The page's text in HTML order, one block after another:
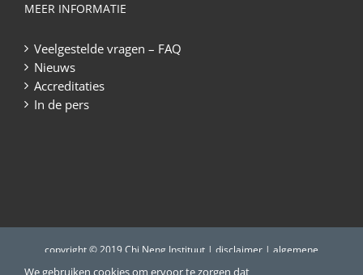
MEER INFORMATIE
Veelgestelde vragen – FAQ
Nieuws
Accreditaties
In de pers
copyright © 2019 Chi Neng Instituut | disclaimer | algemene
We gebruiken cookies om ervoor te zorgen dat